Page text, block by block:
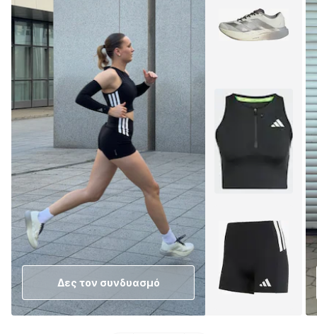
Δες τον συνδυασμό